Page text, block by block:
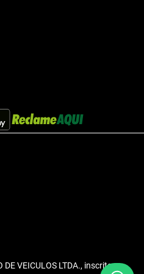
DE VEICULOS LTDA., inscrita no